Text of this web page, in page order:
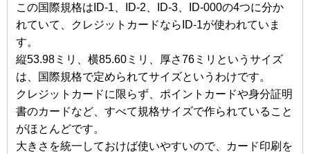
この国際規格はID-1、ID-2、ID-3、ID-000の4つに分か
れていて、クレジットカードならID-1が使われていま
す。
縦53.98ミリ、横85.60ミリ、厚さ76ミリというサイズ
は、国際規格で定められてサイズというわけです。
クレジットカードに限らず、ポイントカードや身分証明
書のカードなど、すべて規格サイズで作られていること
がほとんどです。
大きさを統一しておけば使いやすいので、カード印刷を